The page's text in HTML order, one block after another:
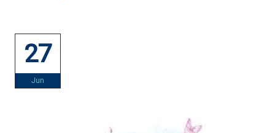
27
Jun